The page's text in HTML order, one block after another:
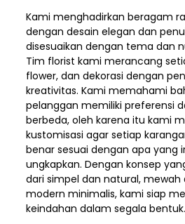
Kami menghadirkan beragam
dengan desain elegan dan
disesuaikan dengan tema dan
Tim florist kami merancang
flower, dan dekorasi dengan
kreativitas. Kami memahami
pelanggan memiliki preferensi
berbeda, oleh karena itu kami
kustomisasi agar setiap
benar sesuai dengan apa yang
ungkapkan. Dengan konsep
dari simpel dan natural, mewah
modern minimalis, kami siap
keindahan dalam segala bentuk.